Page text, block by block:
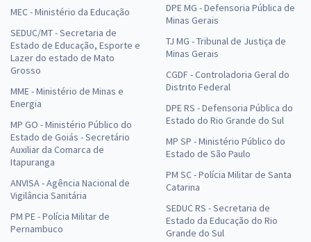
MEC - Ministério da Educação
SEDUC/MT - Secretaria de
Estado de Educação, Esporte e
Lazer do estado de Mato
Grosso
MME - Ministério de Minas e
Energia
MP GO - Ministério Público do
Estado de Goiás - Secretário
Auxiliar da Comarca de
Itapuranga
ANVISA - Agência Nacional de
Vigilância Sanitária
PM PE - Polícia Militar de
Pernambuco
DPE MG - Defensoria Pública de
Minas Gerais
TJ MG - Tribunal de Justiça de
Minas Gerais
CGDF - Controladoria Geral do
Distrito Federal
DPE RS - Defensoria Pública do
Estado do Rio Grande do Sul
MP SP - Ministério Público do
Estado de São Paulo
PM SC - Polícia Militar de Santa
Catarina
SEDUC RS - Secretaria de
Estado da Educação do Rio
Grande do Sul